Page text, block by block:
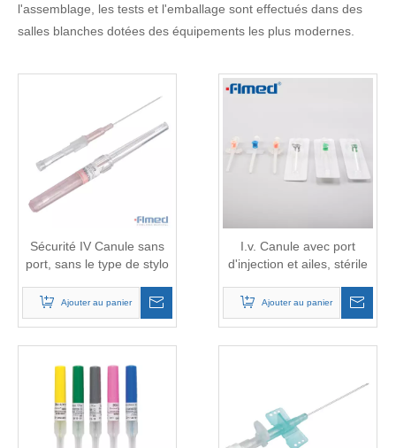
l'assemblage, les tests et l'emballage sont effectués dans des
salles blanches dotées des équipements les plus modernes.
Sécurité IV Canule sans
port, sans le type de stylo
Ajouter au panier
I.v. Canule avec port
d'injection et ailes, stérile
Ajouter au panier